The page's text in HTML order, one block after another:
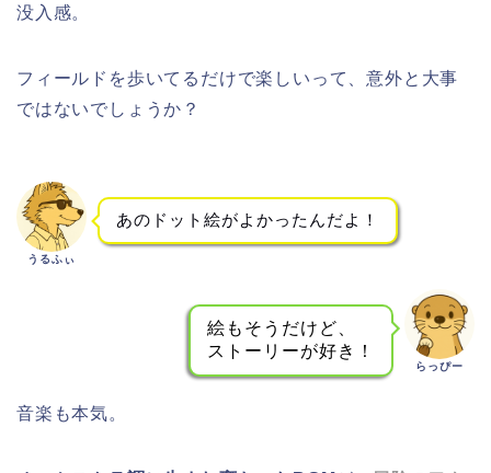
没入感。
フィールドを歩いてるだけで楽しいって、意外と大事
ではないでしょうか？
うるふぃ
あのドット絵がよかったんだよ！
絵もそうだけど、
ストーリーが好き！
らっぴー
音楽も本気。